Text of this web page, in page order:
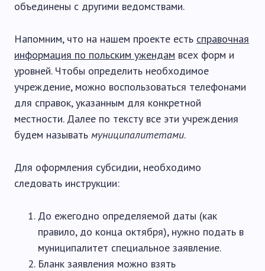
объединены с другими ведомствами.
Напомним, что на нашем проекте есть справочная
информация по польским ужендам всех форм и
уровней. Чтобы определить необходимое
учреждение, можно воспользоваться телефонами
для справок, указанным для конкретной
местности. Далее по тексту все эти учреждения
будем называть муниципалитетами.
Для оформления субсидии, необходимо
следовать инструкции:
До ежегодно определяемой даты (как
правило, до конца октября), нужно подать в
муниципалитет специальное заявление.
Бланк заявления можно взять